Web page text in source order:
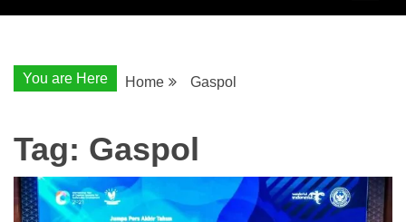
You are Here Home Gaspol
Tag: Gaspol